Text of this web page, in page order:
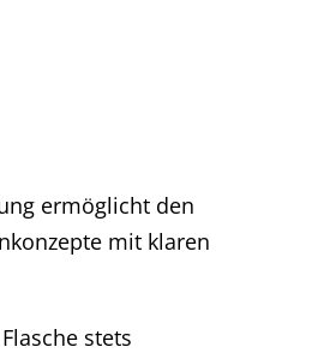
ermöglicht den
mit klaren
stets